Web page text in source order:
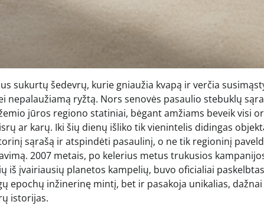
sukurtų šedevrų, kurie gniaužia kvapą ir verčia
ryžtą. Nors senovės pasaulio stebuklų
jūros regiono statiniai, bėgant amžiams beveik visi
ar karų. Iki šių dienų išliko tik vienintelis didingas
sąrašą ir atspindėti pasaulinį, o ne tik regioninį
2007 metais, po kelerius metus trukusios
iš įvairiausių planetos kampelių, buvo oficialiai
epochų inžinerinę mintį, bet ir pasakoja unikalias, dažnai
istorijas.